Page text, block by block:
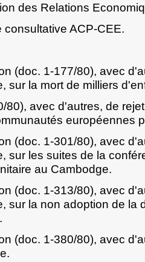
des Relations
ACP-CEE.
(doc. 1-177/80), avec
sur la mort de milliers
80), avec d'autres, de
européennes
(doc. 1-301/80), avec
sur les suites de la
au Cambodge.
(doc. 1-313/80), avec
sur la non adoption de la
(doc. 1-380/80), avec